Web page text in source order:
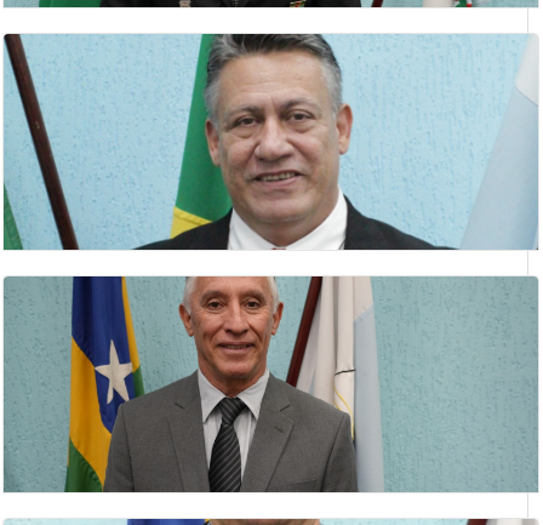
ANÍSIO PEREIRA
2 Secretario
CLÁUDIO SILVA LIMA
vereador